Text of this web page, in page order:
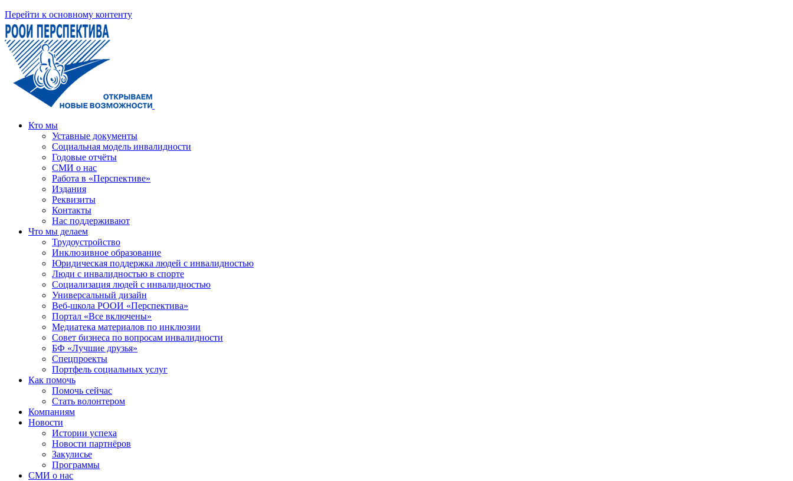
Перейти к основному контенту
Кто мы
Уставные документы
Социальная модель инвалидности
Годовые отчёты
СМИ о нас
Работа в «Перспективе»
Издания
Реквизиты
Контакты
Нас поддерживают
Что мы делаем
Трудоустройство
Инклюзивное образование
Юридическая поддержка людей с инвалидностью
Люди с инвалидностью в спорте
Социализация людей с инвалидностью
Универсальный дизайн
Веб-школа РООИ «Перспектива»
Портал «Все включены»
Медиатека материалов по инклюзии
Совет бизнеса по вопросам инвалидности
БФ «Лучшие друзья»
Спецпроекты
Портфель социальных услуг
Как помочь
Помочь сейчас
Стать волонтером
Компаниям
Новости
Истории успеха
Новости партнёров
Закулисье
Программы
СМИ о нас